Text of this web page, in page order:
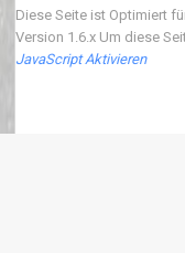
Diese Seite ist Optimiert
Version 1.6.x Um diese
JavaScript Aktivieren